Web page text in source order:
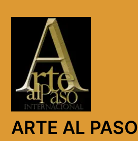
ARTE AL PASO